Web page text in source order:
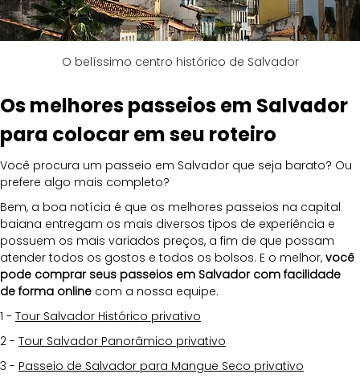
O belíssimo centro histórico de Salvador
Os melhores passeios em Salvador
para colocar em seu roteiro
Você procura um passeio em Salvador que seja barato? Ou
prefere algo mais completo?
Bem, a boa notícia é que os melhores passeios na capital
baiana entregam os mais diversos tipos de experiência e
possuem os mais variados preços, a fim de que possam
atender todos os gostos e todos os bolsos. E o melhor, você
pode comprar seus passeios em Salvador com facilidade
de forma online com a nossa equipe.
1 - Tour Salvador Histórico privativo
2 - Tour Salvador Panorâmico privativo
3 - Passeio de Salvador para Mangue Seco privativo